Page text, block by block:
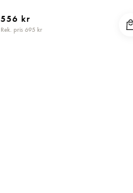
556 kr
Rek. pris 695 kr